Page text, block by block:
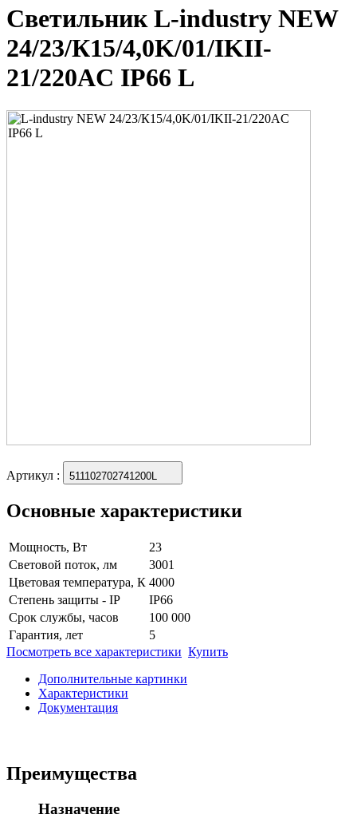
Светильник L-industry NEW
24/23/К15/4,0K/01/IKII-
21/220AC IP66 L
Артикул : 511102702741200L
Основные характеристики
Мощность, Вт
23
Световой поток, лм
3001
Цветовая температура, К 4000
Степень защиты - IP
IP66
Срок службы, часов
100 000
Гарантия, лет
5
Посмотреть все характеристики Купить
Дополнительные картинки
Характеристики
Документация
Преимущества
Назначение